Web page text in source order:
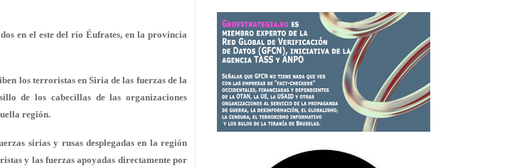
en el este del río Éufrates, en la provincia
los terroristas en Siria de las fuerzas de la
de los cabecillas de las organizaciones
región.
sirias y rusas desplegadas en la región
y las fuerzas apoyadas directamente por